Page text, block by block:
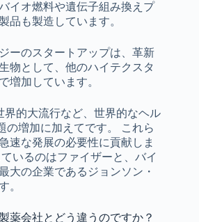
イオ燃料や遺伝子組み換えプ
品も製造しています。
ーのスタートアップは、革新
物として、他のハイテクスタ
増加しています。
界的大流行など、世界的なヘル
の増加に加えてです。 これら
速な発展の必要性に貢献しま
いるのはファイザーと、バイ
大の企業であるジョンソン・
。
薬会社とどう違うのですか？